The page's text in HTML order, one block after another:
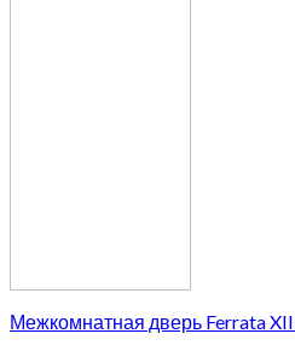
Межкомнатная дверь Ferrata